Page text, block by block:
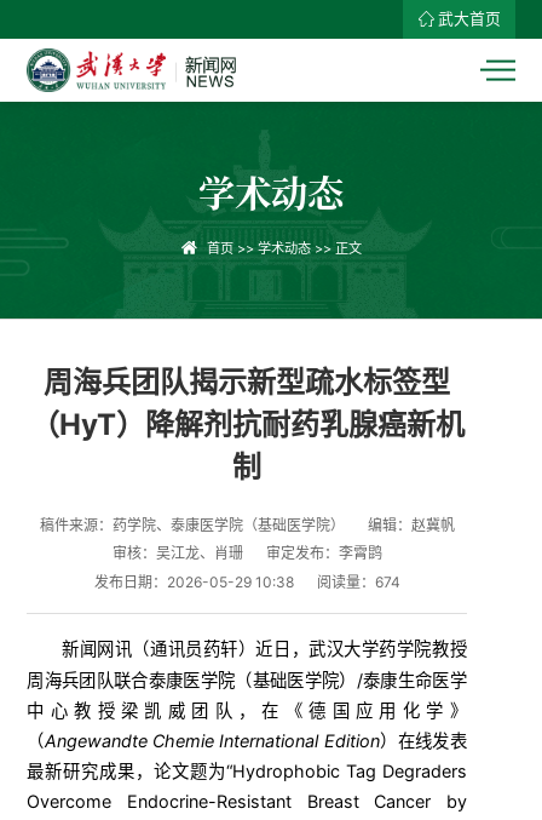
武大首页
学术动态
首页>>学术动态>> 正文
周海兵团队揭示新型疏水标签型
（HyT）降解剂抗耐药乳腺癌新机
制
稿件来源：药学院、泰康医学院（基础医学院）
编辑：赵冀帆
审核：吴江龙、肖珊
审定发布：李霄鹍
发布日期：2026-05-29 10:38
阅读量： 674
新闻网讯（通讯员药轩）近日，武汉大学药学院教授
周海兵团队联合泰康医学院（基础医学院）/泰康生命医学
中心教授梁凯威团队，在《德国应用化学》
（Angewandte Chemie International Edition）在线发表
最新研究成果，论文题为“Hydrophobic Tag Degraders
Overcome Endocrine-Resistant Breast Cancer by